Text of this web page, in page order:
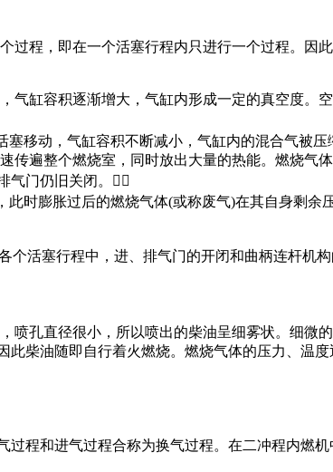
程，即在一个活塞行程内只进行一个过程。因
缸容积逐渐增大，气缸内形成一定的真空度。
移动，气缸容积不断减小，气缸内的混合气被压
传遍整个燃烧室，同时放出大量的热能。燃烧气
气门仍旧关闭。
时膨胀过后的燃烧气体(或称废气)在其自身剩余
活塞行程中，进、排气门的开闭和曲柄连杆机
喷孔直径很小，所以喷出的柴油呈细雾状。细微
柴油随即自行着火燃烧。燃烧气体的压力、温
程和进气过程合称为换气过程。在二冲程内燃